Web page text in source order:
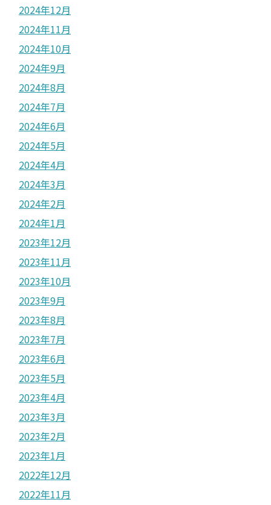
2024年12月
2024年11月
2024年10月
2024年9月
2024年8月
2024年7月
2024年6月
2024年5月
2024年4月
2024年3月
2024年2月
2024年1月
2023年12月
2023年11月
2023年10月
2023年9月
2023年8月
2023年7月
2023年6月
2023年5月
2023年4月
2023年3月
2023年2月
2023年1月
2022年12月
2022年11月